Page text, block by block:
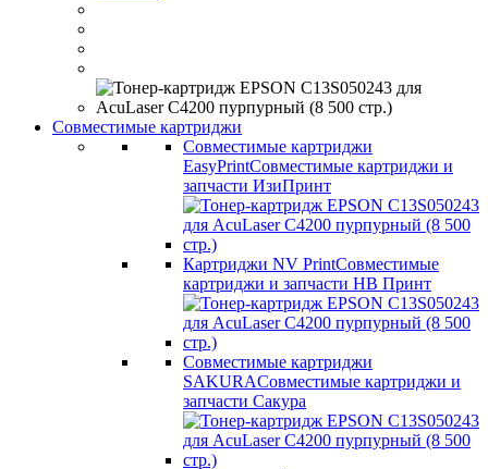
Совместимые картриджи
Совместимые картриджи
EasyPrintСовместимые картриджи и
запчасти ИзиПринт
Картриджи NV PrintСовместимые
картриджи и запчасти НВ Принт
Совместимые картриджи
SAKURAСовместимые картриджи и
запчасти Сакура